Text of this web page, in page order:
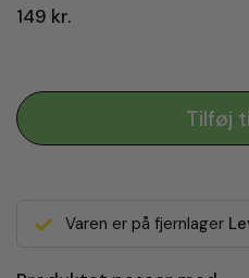
149 kr.
Tilføj
Varen er på fjernlager